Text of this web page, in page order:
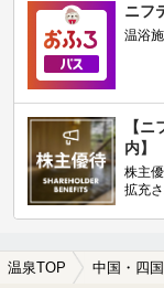
ニフ
温浴
【
内】
株主
拡充
温泉TOP 中国・四国